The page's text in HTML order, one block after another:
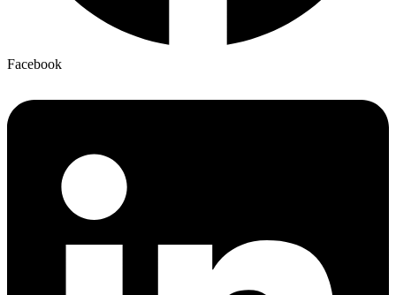
Facebook